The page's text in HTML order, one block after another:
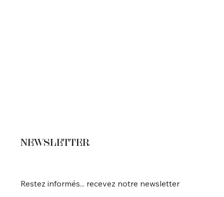
Restez informés... recevez notre newsletter
NEWSLETTER